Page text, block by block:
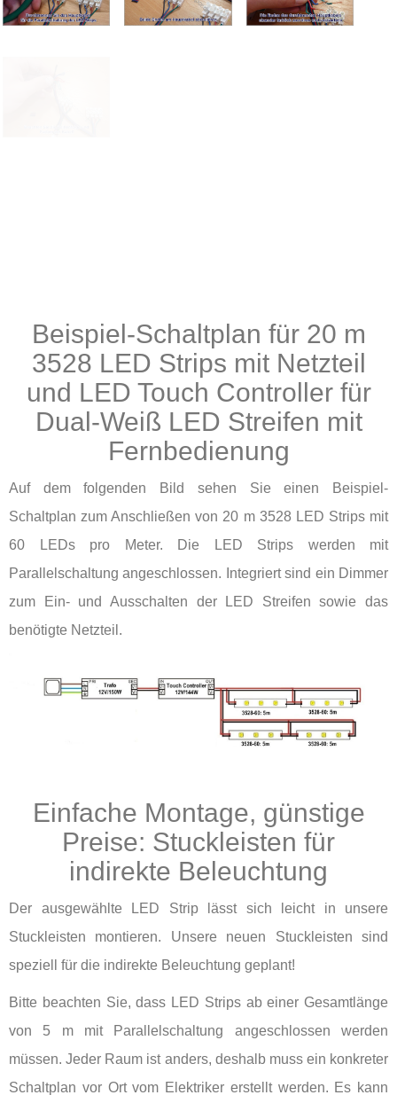
Beispiel-Schaltplan für 20 m
3528 LED Strips mit Netzteil
und LED Touch Controller für
Dual-Weiß LED Streifen mit
Fernbedienung
Auf dem folgenden Bild sehen Sie einen Beispiel-
Schaltplan zum Anschließen von 20 m 3528 LED Strips mit
60 LEDs pro Meter. Die LED Strips werden mit
Parallelschaltung angeschlossen. Integriert sind ein Dimmer
zum Ein- und Ausschalten der LED Streifen sowie das
benötigte Netzteil.
Einfache Montage, günstige
Preise: Stuckleisten für
indirekte Beleuchtung
Der ausgewählte LED Strip lässt sich leicht in unsere
Stuckleisten montieren. Unsere neuen Stuckleisten sind
speziell für die indirekte Beleuchtung geplant!
Bitte beachten Sie, dass LED Strips ab einer Gesamtlänge
von 5 m mit Parallelschaltung angeschlossen werden
müssen. Jeder Raum ist anders, deshalb muss ein konkreter
Schaltplan vor Ort vom Elektriker erstellt werden. Es kann